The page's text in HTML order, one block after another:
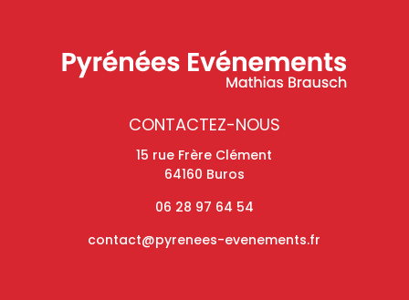
CONTACTEZ-NOUS
15 rue Frère Clément
64160 Buros
06 28 97 64 54
contact@pyrenees-evenements.fr